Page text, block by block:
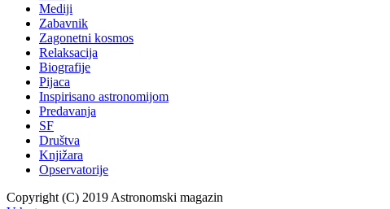
Mediji
Zabavnik
Zagonetni kosmos
Relaksacija
Biografije
Pijaca
Inspirisano astronomijom
Predavanja
SF
Društva
Knjižara
Opservatorije
Copyright (C) 2019 Astronomski magazin